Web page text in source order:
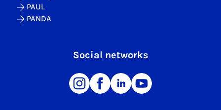
PAUL
PANDA
Social networks